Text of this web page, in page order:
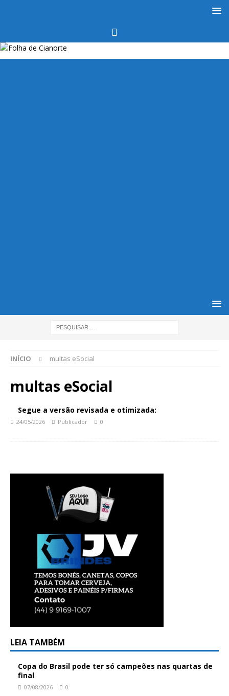
INÍCIO multas eSocial
multas eSocial
Segue a versão revisada e otimizada:
24/05/2026 Publicador 0
LEIA TAMBÉM
Copa do Brasil pode ter só campeões nas quartas de
final
07/08/2026 0